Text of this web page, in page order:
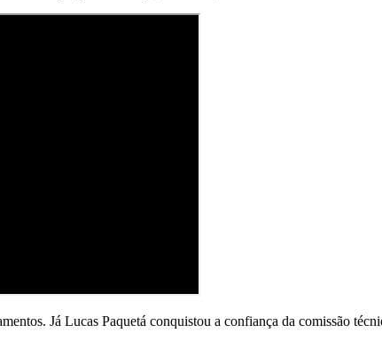
Já Lucas Paquetá conquistou a confiança da comissão